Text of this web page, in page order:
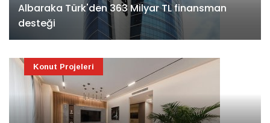
Albaraka Türk'den 363 Milyar TL finansman
desteği
Konut Projeleri